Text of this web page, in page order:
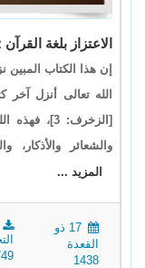
الاعتزاز بلغة القرآن 2
إن هذا الكتاب
الله تعالى أنزل آخر
[الزخرف:
والشعائر والأذكار،
المزيد ...
17 ذو
القعدة
1438